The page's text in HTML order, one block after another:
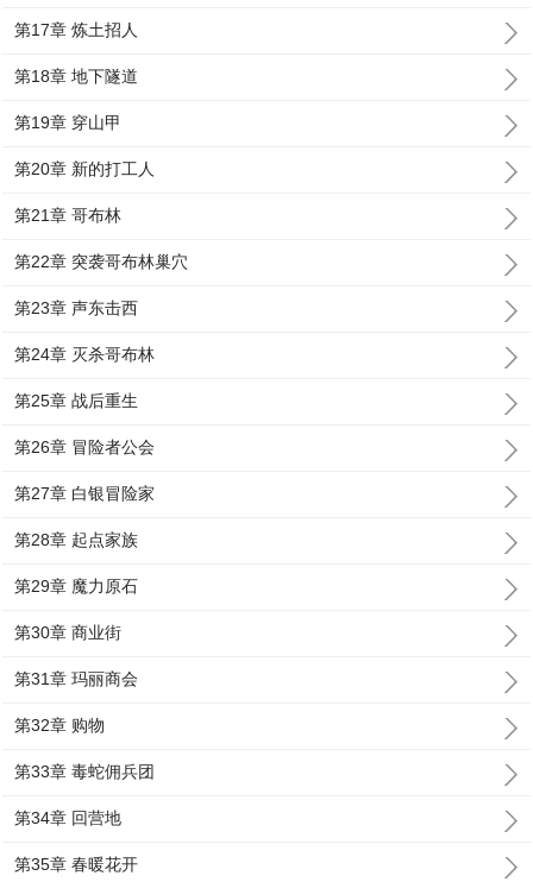
第17章 炼土招人
第18章 地下隧道
第19章 穿山甲
第20章 新的打工人
第21章 哥布林
第22章 突袭哥布林巢穴
第23章 声东击西
第24章 灭杀哥布林
第25章 战后重生
第26章 冒险者公会
第27章 白银冒险家
第28章 起点家族
第29章 魔力原石
第30章 商业街
第31章 玛丽商会
第32章 购物
第33章 毒蛇佣兵团
第34章 回营地
第35章 春暖花开